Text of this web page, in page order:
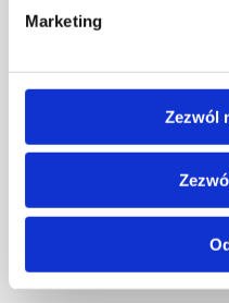
Marketing
Zezwól
Karolina Zagrodzka –
wnętrz HOUSE LOVES,
projektantów, tworzy